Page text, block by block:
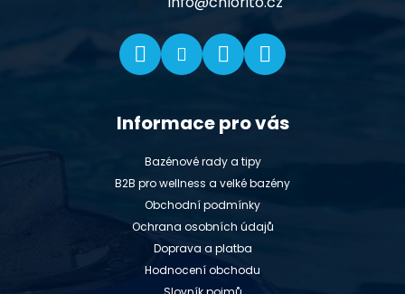
Informace pro vás
Bazénové rady a tipy
B2B pro wellness a velké bazény
Obchodní podmínky
Ochrana osobních údajů
Doprava a platba
Hodnocení obchodu